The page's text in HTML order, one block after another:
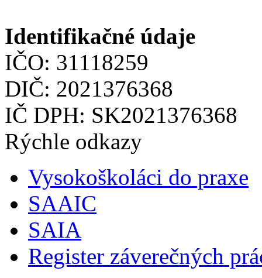
Identifikačné údaje
IČO: 31118259
DIČ: 2021376368
IČ DPH: SK2021376368
Rýchle odkazy
Vysokoškoláci do praxe
SAAIC
SAIA
Register záverečných